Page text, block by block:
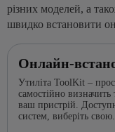
різних моделей, а
швидко встановити
Онлайн-
Утиліта ToolKit –
самостійно
ваш пристрій.
систем, виберіть